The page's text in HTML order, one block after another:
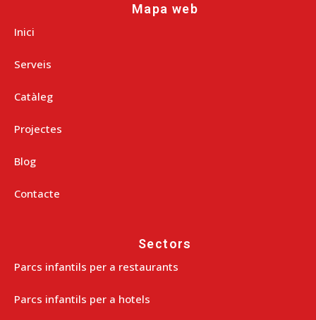
Mapa web
Inici
Serveis
Catàleg
Projectes
Blog
Contacte
Sectors
Parcs infantils per a restaurants
Parcs infantils per a hotels